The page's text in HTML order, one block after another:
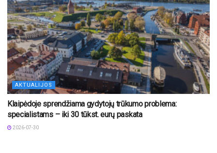
AKTUALIJOS
Klaipėdoje sprendžiama gydytojų trūkumo problema:
specialistams – iki 30 tūkst. eurų paskata
2026-07-30